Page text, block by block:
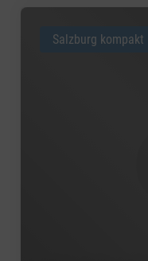
Salzburg kompakt